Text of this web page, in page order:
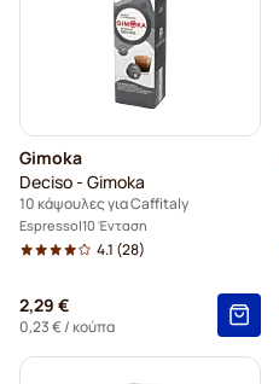
Gimoka
Deciso - Gimoka
10 κάψουλες για Caffitaly
Espresso 10 Ένταση
4.1 (28)
2,29 €
0,23 €/ κούπα